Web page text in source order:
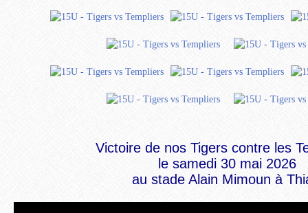
Victoire de nos Tigers contre les
le samedi 30 mai 2026
au stade Alain Mimoun à